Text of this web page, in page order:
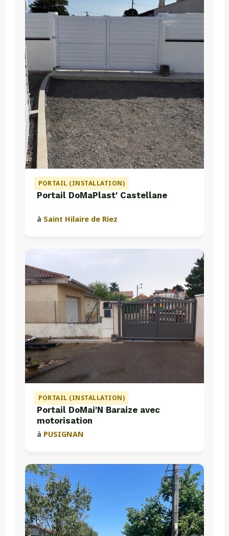
PORTAIL (INSTALLATION)
Portail DoMaPlast' Castellane
à Saint Hilaire de Riez
PORTAIL (INSTALLATION)
Portail DoMai'N Baraize avec
motorisation
à PUSIGNAN